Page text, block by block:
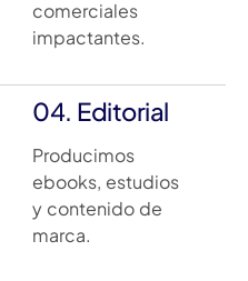
comerciales
impactantes.
04. Editorial
Producimos
ebooks, estudios
y contenido de
marca.